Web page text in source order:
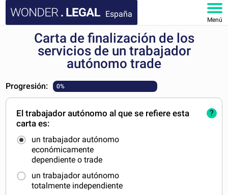
España
Menú
INICIO
FAQ
MI CUENTA
Carta de finalización de los
servicios de un trabajador
autónomo trade
Progresión: 0%
El trabajador autónomo al que se refiere esta
carta es:
un trabajador autónomo
económicamente
dependiente o trade
un trabajador autónomo
totalmente independiente
?